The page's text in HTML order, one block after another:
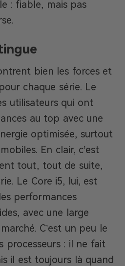
: fiable, mais pas
bien les forces et
chaque série. Le
utilisateurs qui ont
au top avec une
optimisée, surtout
En clair, c’est
tout, tout de suite,
Le Core i5, lui, est
performances
avec une large
C’est un peu le
processeurs : il ne fait
il est toujours là quand